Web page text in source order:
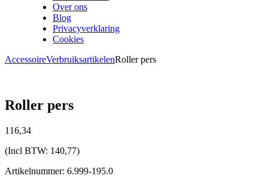
Over ons
Blog
Privacyverklaring
Cookies
AccessoireVerbruiksartikelenRoller pers
Roller pers
116,34
(Incl BTW: 140,77)
Artikelnummer: 6.999-195.0